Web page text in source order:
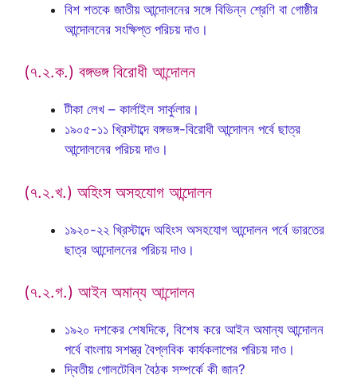
বিশ শতকে জাতীয় আন্দোলনের সঙ্গে বিভিন্ন শ্রেণি বা গোষ্ঠীর
আন্দোলনের সংক্ষিপ্ত পরিচয় দাও।
(৭.২.ক.) বঙ্গভঙ্গ বিরোধী আন্দোলন
টীকা লেখ – কার্লাইল সার্কুলার।
১৯০৫-১১ খ্রিস্টাব্দে বঙ্গভঙ্গ-বিরোধী আন্দোলন পর্বে ছাত্র
আন্দোলনের পরিচয় দাও।
(৭.২.খ.) অহিংস অসহযোগ আন্দোলন
১৯২০-২২ খ্রিস্টাব্দে অহিংস অসহযোগ আন্দোলন পর্বে ভারতের
ছাত্র আন্দোলনের পরিচয় দাও।
(৭.২.গ.) আইন অমান্য আন্দোলন
১৯২০ দশকের শেষদিকে, বিশেষ করে আইন অমান্য আন্দোলন
পর্বে বাংলায় সশস্ত্র বৈপ্লবিক কার্যকলাপের পরিচয় দাও।
দ্বিতীয় গোলটেবিল বৈঠক সম্পর্কে কী জান?